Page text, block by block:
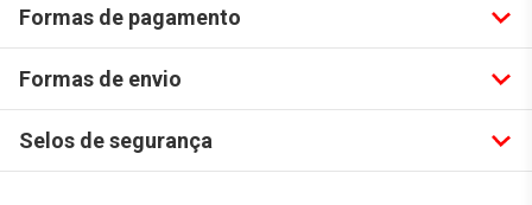
Formas de pagamento
Formas de envio
Selos de segurança